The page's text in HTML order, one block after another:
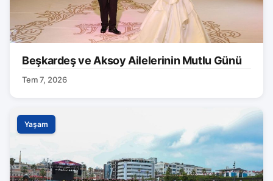
Beşkardeş ve Aksoy Ailelerinin Mutlu Günü
Tem 7, 2026
Yaşam